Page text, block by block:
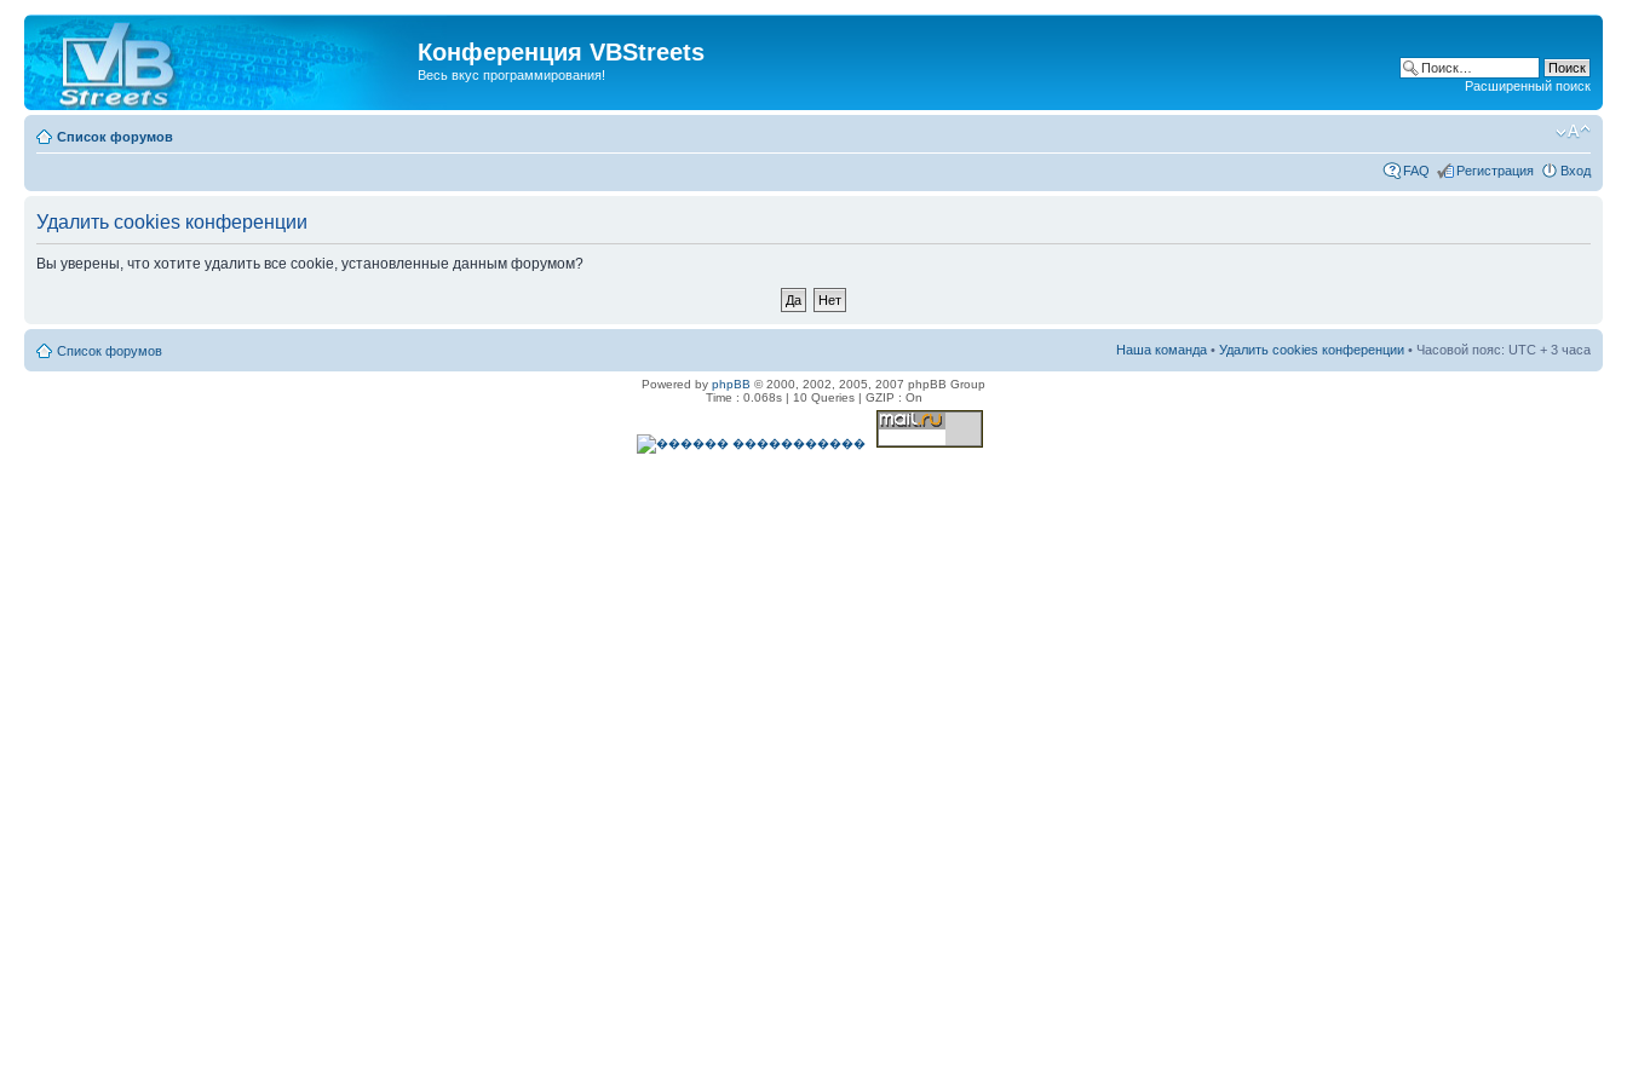
Конференция VBStreets
Весь вкус программирования!
Расширенный поиск
Список форумов
FAQ Регистрация Вход
Удалить cookies конференции
Вы уверены, что хотите удалить все cookie, установленные данным форумом?
Список форумов Наша команда • Удалить cookies конференции • Часовой пояс: UTC + 3 часа
Powered by phpBB © 2000, 2002, 2005, 2007 phpBB Group
Time : 0.068s | 10 Queries | GZIP : On